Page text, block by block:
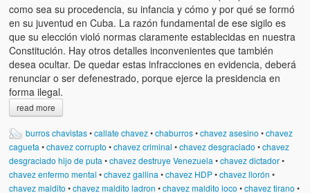
como sea su procedencia, su infancia y cómo y por qué se formó
en su juventud en Cuba. La razón fundamental de ese sigilo es
que su elección violó normas claramente establecidas en nuestra
Constitución. Hay otros detalles inconvenientes que también
desea ocultar. De quedar estas infracciones en evidencia, deberá
renunciar o ser defenestrado, porque ejerce la presidencia en
forma ilegal.
read more
burros chavistas•callate chavez•chaburros•chavez asesino •chavez
cagueta •chavez corrupto •chavez criminal •chavez desgraciado •chavez
desgraciado hijo de puta •chavez destruye Venezuela •chavez dictador•
chavez enfermo mental •chavez gallina •chavez HDP•chavez llorón •
chavez maldito •chavez maldito ladron •chavez maldito loco •chavez tirano •